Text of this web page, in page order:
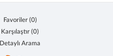
Favoriler (0)
Karşılaştır (0)
Detaylı Arama